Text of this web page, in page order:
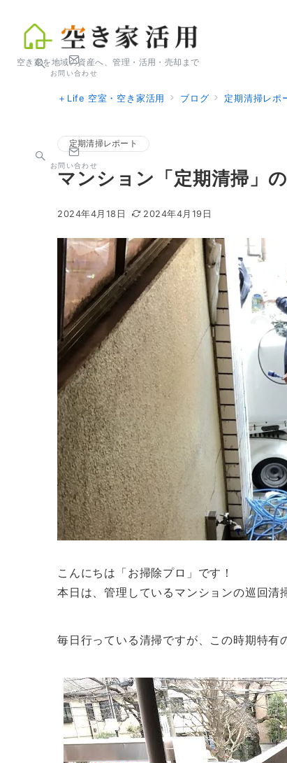
空き家を地域の資産へ、管理・活用・売却まで
お問い合わせ
お問い合わせ
＋Life 空室・空き家活用 ブログ 定期清掃レポ
定期清掃レポート
マンション「定期清掃」
2024年4月18日 2024年4月19日
こんにちは「お掃除プロ」です！
本日は、管理しているマンションの巡回清
毎日行っている清掃ですが、この時期特有